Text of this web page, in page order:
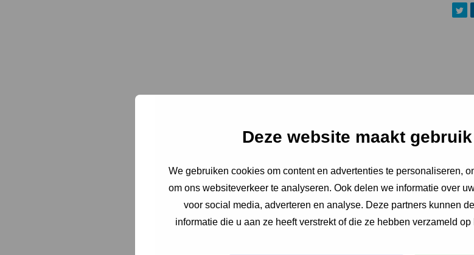
Deze website maakt
We gebruiken cookies om content en advertenties te personaliseren,
om ons websiteverkeer te analyseren. Ook delen we informatie over
voor social media, adverteren en analyse. Deze partners kunnen
informatie die u aan ze heeft verstrekt of die ze hebben verzameld